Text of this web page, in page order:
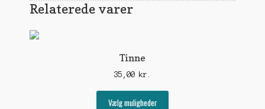
Relaterede varer
Tinne
35,00 kr.
Vælg muligheder